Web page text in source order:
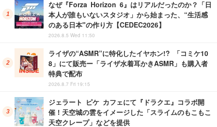
なぜ『Forza Horizon 6』はリアルだったのか？「日
本人が誰もいないスタジオ」から始まった、“生活感
のある日本"の作り方【CEDEC2026】
2026.8.5 Wed 11:50
ライザの“ASMR”に特化したイヤホン!? 「コミケ10
8」にて販売ー「ライザ水着耳かきASMR」も購入者
特典で配布
2026.8.7 Fri 19:15
ジェラート ピケ カフェにて『ドラクエ』コラボ開
催！天空城の雲をイメージした「スライムのもこもこ
天空クレープ」などを提供